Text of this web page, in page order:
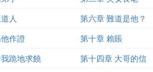
人 第六章 難道是他？
作證 第十章 賴賬
跪地求饒 第十四章 大哥的信